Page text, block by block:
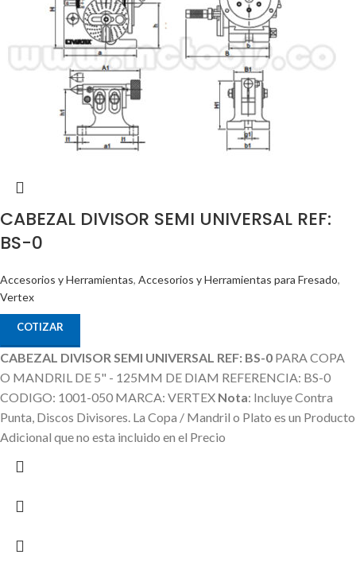
CABEZAL DIVISOR SEMI UNIVERSAL REF:
BS-0
Accesorios y Herramientas, Accesorios y Herramientas para Fresado,
Vertex
COTIZAR
CABEZAL DIVISOR SEMI UNIVERSAL REF: BS-0 PARA COPA
O MANDRIL DE 5" - 125MM DE DIAM REFERENCIA: BS-0
CODIGO: 1001-050 MARCA: VERTEX Nota: Incluye Contra
Punta, Discos Divisores. La Copa / Mandril o Plato es un Producto
Adicional que no esta incluido en el Precio